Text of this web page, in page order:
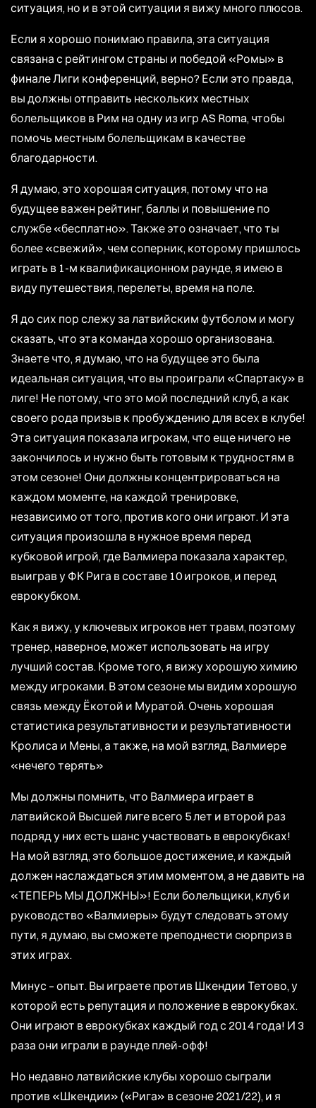
ситуация, но и в этой ситуации я вижу много плюсов.
Если я хорошо понимаю правила, эта ситуация
связана с рейтингом страны и победой «Ромы» в
финале Лиги конференций, верно? Если это правда,
вы должны отправить нескольких местных
болельщиков в Рим на одну из игр AS Roma, чтобы
помочь местным болельщикам в качестве
благодарности.
Я думаю, это хорошая ситуация, потому что на
будущее важен рейтинг, баллы и повышение по
службе «бесплатно». Также это означает, что ты
более «свежий», чем соперник, которому пришлось
играть в 1-м квалификационном раунде, я имею в
виду путешествия, перелеты, время на поле.
Я до сих пор слежу за латвийским футболом и могу
сказать, что эта команда хорошо организована.
Знаете что, я думаю, что на будущее это была
идеальная ситуация, что вы проиграли «Спартаку» в
лиге! Не потому, что это мой последний клуб, а как
своего рода призыв к пробуждению для всех в клубе!
Эта ситуация показала игрокам, что еще ничего не
закончилось и нужно быть готовым к трудностям в
этом сезоне! Они должны концентрироваться на
каждом моменте, на каждой тренировке,
независимо от того, против кого они играют. И эта
ситуация произошла в нужное время перед
кубковой игрой, где Валмиера показала характер,
выиграв у ФК Рига в составе 10 игроков, и перед
еврокубком.
Как я вижу, у ключевых игроков нет травм, поэтому
тренер, наверное, может использовать на игру
лучший состав. Кроме того, я вижу хорошую химию
между игроками. В этом сезоне мы видим хорошую
связь между Ёкотой и Муратой. Очень хорошая
статистика результативности и результативности
Кролиса и Мены, а также, на мой взгляд, Валмиере
«нечего терять»
Мы должны помнить, что Валмиера играет в
латвийской Высшей лиге всего 5 лет и второй раз
подряд у них есть шанс участвовать в еврокубках!
На мой взгляд, это большое достижение, и каждый
должен наслаждаться этим моментом, а не давить на
«ТЕПЕРЬ МЫ ДОЛЖНЫ»! Если болельщики, клуб и
руководство «Валмиеры» будут следовать этому
пути, я думаю, вы сможете преподнести сюрприз в
этих играх.
Минус – опыт. Вы играете против Шкендии Тетово, у
которой есть репутация и положение в еврокубках.
Они играют в еврокубках каждый год с 2014 года! И 3
раза они играли в раунде плей-офф!
Но недавно латвийские клубы хорошо сыграли
против «Шкендии» («Рига» в сезоне 2021/22), и я